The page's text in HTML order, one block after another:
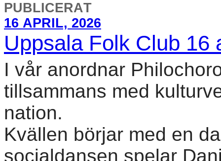
PUBLICERAT
16 APRIL, 2026
Uppsala Folk Club 16
I vår anordnar
tillsammans med
nation.
Kvällen börjar med en
socialdansen spelar